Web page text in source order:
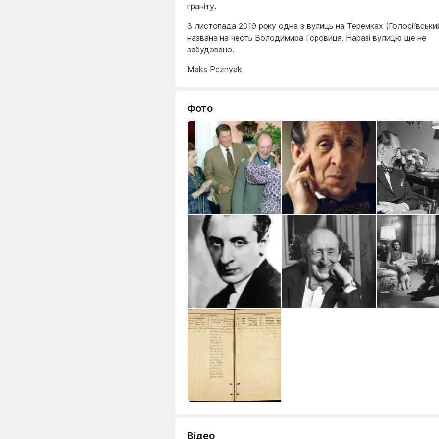
граніту.
З листопада 2019 року одна з вулиць на Теремках
названа на честь Володимира Горовиця. Наразі вулицю ще не
забудовано.
Maks Poznyak
Фото
Відео